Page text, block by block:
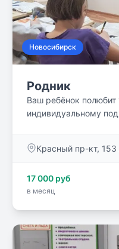
Новосибирск
Родник
Ваш ребёнок полюбит
индивидуальному
​Красный пр-кт, 153
17 000 руб
в месяц